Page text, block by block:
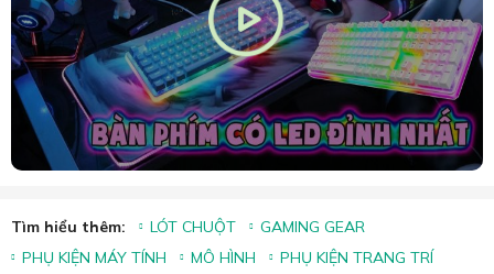
Tìm hiểu thêm: LÓT CHUỘT
GAMING GEAR
PHỤ KIỆN MÁY TÍNH
MÔ HÌNH
PHỤ KIỆN TRANG TRÍ